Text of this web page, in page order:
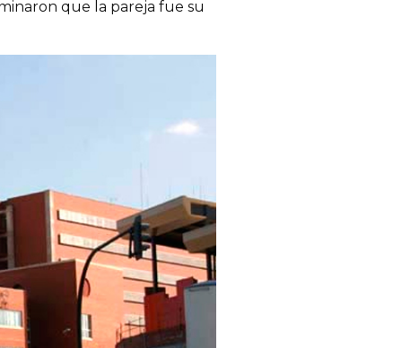
que la pareja fue su